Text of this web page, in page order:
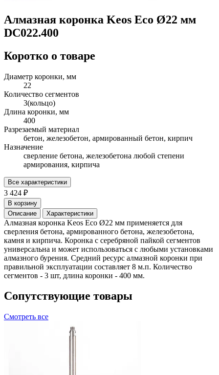
Алмазная коронка Keos Eco Ø22 мм
DC022.400
Коротко о товаре
Диаметр коронки, мм
22
Количество сегментов
3(кольцо)
Длина коронки, мм
400
Разрезаемый материал
бетон, железобетон, армированный бетон, кирпич
Назначение
сверление бетона, железобетона любой степени
армирования, кирпича
Все характеристики
3 424 ₽
В корзину
Описание
Характеристики
Алмазная коронка Keos Eco Ø22 мм применяется для
сверления бетона, армированного бетона, железобетона,
камня и кирпича. Коронка с серебряной пайкой сегментов
универсальна и может использоваться с любыми установками
алмазного бурения. Средний ресурс алмазной коронки при
правильной эксплуатации составляет 8 м.п. Количество
сегментов - 3 шт, длина коронки - 400 мм.
Сопутствующие товары
Смотреть все